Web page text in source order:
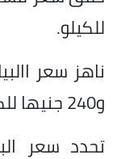
للكيلو.
و240 جنيها للكيلو.